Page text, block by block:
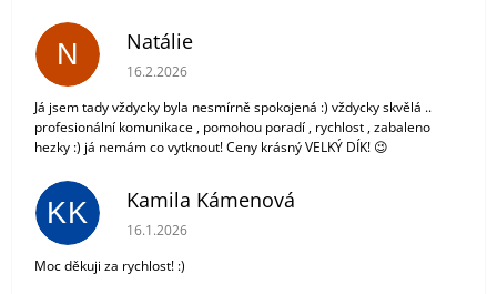
N Natálie
Hodnocení obchodu je 5 z 5 hvězdiček.
16.2.2026
Já jsem tady vždycky byla nesmírně spokojená :) vždycky skvělá ..
profesionální komunikace , pomohou poradí , rychlost , zabaleno
hezky :) já nemám co vytknout! Ceny krásný VELKÝ DÍK! 😉
KK Kamila Kámenová
Hodnocení obchodu je 5 z 5 hvězdiček.
16.1.2026
Moc děkuji za rychlost! :)